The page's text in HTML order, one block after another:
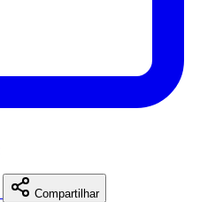
Compartilhar